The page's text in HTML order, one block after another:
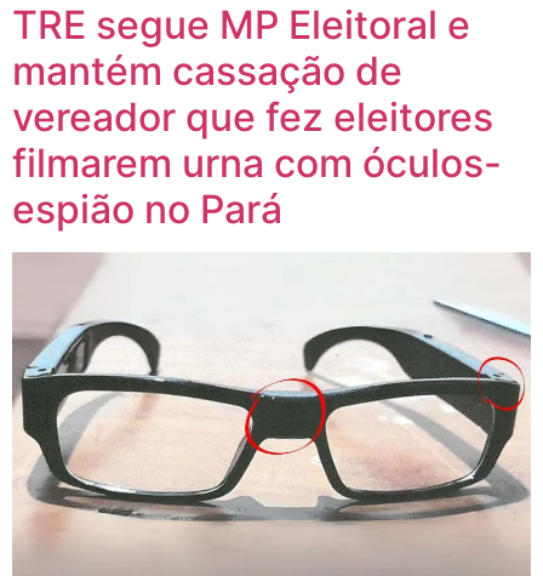
TRE segue MP Eleitoral e
mantém cassação de
vereador que fez eleitores
filmarem urna com óculos-
espião no Pará